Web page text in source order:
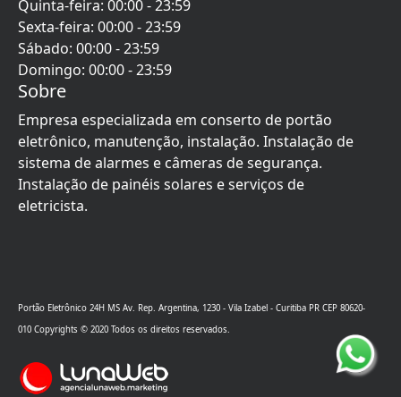
Quinta-feira: 00:00-23:59
Sexta-feira: 00:00-23:59
Sábado: 00:00-23:59
Domingo: 00:00-23:59
Sobre
Empresa especializada em conserto de portão
eletrônico, manutenção, instalação. Instalação de
sistema de alarmes e câmeras de segurança.
Instalação de painéis solares e serviços de
eletricista.
Portão Eletrônico 24H MS Av. Rep. Argentina, 1230 - Vila Izabel - Curitiba PR CEP 80620-
010 Copyrights © 2020 Todos os direitos reservados.